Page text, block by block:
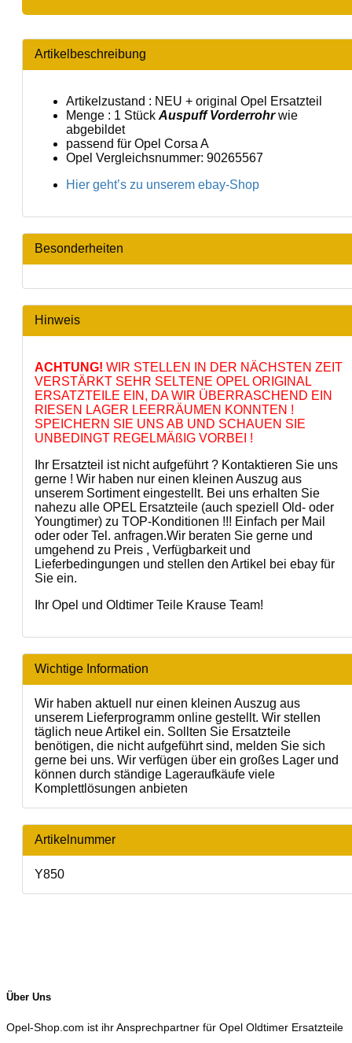
Artikelbeschreibung
Artikelzustand : NEU + original Opel Ersatzteil
Menge : 1 Stück Auspuff Vorderrohrwie
abgebildet
passend für Opel Corsa A
Opel Vergleichsnummer: 90265567
Hier geht’s zu unserem ebay-Shop
Besonderheiten
Hinweis
ACHTUNG! WIR STELLEN IN DER NÄCHSTEN ZEIT
VERSTÄRKT SEHR SELTENE OPEL ORIGINAL
ERSATZTEILE EIN, DA WIR ÜBERRASCHEND EIN
RIESEN LAGER LEERRÄUMEN KONNTEN !
SPEICHERN SIE UNS AB UND SCHAUEN SIE
UNBEDINGT REGELMÄßIG VORBEI !
Ihr Ersatzteil ist nicht aufgeführt ? Kontaktieren Sie uns
gerne ! Wir haben nur einen kleinen Auszug aus
unserem Sortiment eingestellt. Bei uns erhalten Sie
nahezu alle OPEL Ersatzteile (auch speziell Old- oder
Youngtimer) zu TOP-Konditionen !!! Einfach per Mail
oder oder Tel. anfragen.Wir beraten Sie gerne und
umgehend zu Preis , Verfügbarkeit und
Lieferbedingungen und stellen den Artikel bei ebay für
Sie ein.
Ihr Opel und Oldtimer Teile Krause Team!
Wichtige Information
Wir haben aktuell nur einen kleinen Auszug aus
unserem Lieferprogramm online gestellt. Wir stellen
täglich neue Artikel ein. Sollten Sie Ersatzteile
benötigen, die nicht aufgeführt sind, melden Sie sich
gerne bei uns. Wir verfügen über ein großes Lager und
können durch ständige Lageraufkäufe viele
Komplettlösungen anbieten
Artikelnummer
Y850
Über Uns
Opel-Shop.com ist ihr Ansprechpartner für Opel Oldtimer Ersatzteile